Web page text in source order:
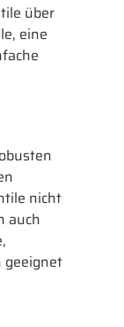
über
eine
nicht
auch
geeignet